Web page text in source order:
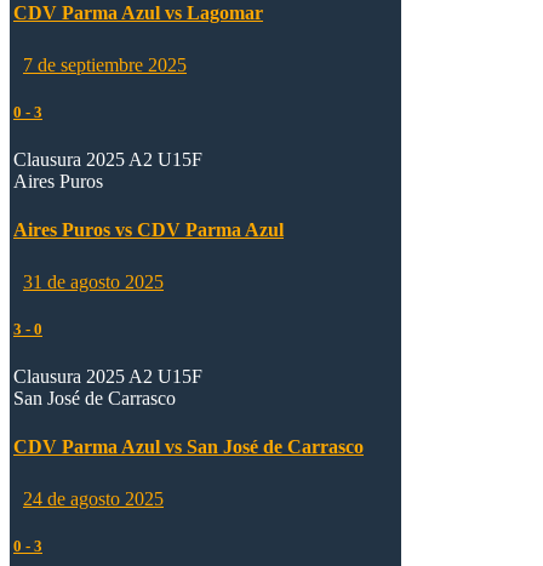
CDV Parma Azul vs Lagomar
7 de septiembre 2025
0 - 3
Clausura 2025 A2 U15F
Aires Puros
Aires Puros vs CDV Parma Azul
31 de agosto 2025
3 - 0
Clausura 2025 A2 U15F
San José de Carrasco
CDV Parma Azul vs San José de Carrasco
24 de agosto 2025
0 - 3